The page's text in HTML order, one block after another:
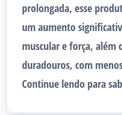
prolongada, esse
um aumento
muscular e força, além
duradouros, com
Continue lendo para